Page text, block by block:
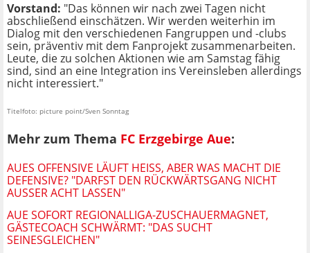
Vorstand: "Das können wir nach zwei Tagen nicht
abschließend einschätzen. Wir werden weiterhin im
Dialog mit den verschiedenen Fangruppen und -clubs
sein, präventiv mit dem Fanprojekt zusammenarbeiten.
Leute, die zu solchen Aktionen wie am Samstag fähig
sind, sind an eine Integration ins Vereinsleben allerdings
nicht interessiert."
Titelfoto: picture point/Sven Sonntag
Mehr zum Thema FC Erzgebirge Aue:
AUES OFFENSIVE LÄUFT HEISS, ABER WAS MACHT DIE D
EFENSIVE? "DARFST DEN RÜCKWÄRTSGANG NICHT A
USSER ACHT LASSEN"
AUE SOFORT REGIONALLIGA-ZUSCHAUERMAGNET,
GÄSTECOACH SCHWÄRMT: "DAS SUCHT
SEINESGLEICHEN"